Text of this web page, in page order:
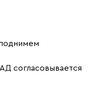
согласовывается